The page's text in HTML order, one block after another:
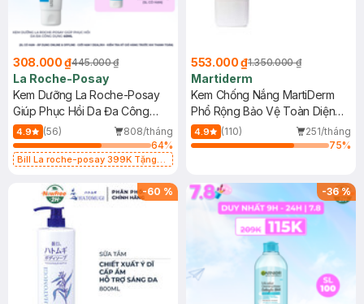
308.000 ₫445.000 ₫
La Roche-Posay
Kem Dưỡng La Roche-Posay
Giúp Phục Hồi Da Đa Công
Dụng 40ml
4.9 (56)
808/tháng
64%
Bill La roche-posay 399K Tặng
(SL có hạn)
553.000 ₫1.350.000 ₫
Martiderm
Kem Chống Nắng MartiDerm
Phổ Rộng Bảo Vệ Toàn Diện
40ml
4.9 (110)
251/tháng
75%
-60 % -36%